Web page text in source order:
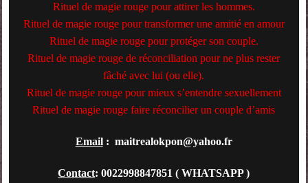
Rituel de magie rouge pour attirer les hommes.
Rituel de magie rouge pour transformer une amitiéen amour
Rituel de magie rouge pour protéger son couple.
Rituel de magie rouge de réconciliation pour ne plus rester
fâché avec lui (ou elle).
Rituel de magie rouge pour mieux s’entendre sexuellement
Rituel de magie rouge faire réconcilier un couple d’amis
Email: maitrealokpon@yahoo.fr
Contact: 0022998847851 ( WHATSAPP )